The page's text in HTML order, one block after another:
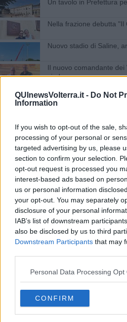
QUInewsVolterra.it - Do Not
Information
If you wish to opt-out of the sale,
processing of your personal or
targeted advertising by us, please
section to confirm your selection.
opt-out request is processed you
interest-based ads based on
us or personal information
your opt-out. You may separately
disclosure of your personal
IAB’s list of downstream
also be disclosed by us to third
Downstream Participants that may
Personal Data Processing Opt
CONFIRM
Un tavolo in Prefettura
Nella frazione debutta "Il
Nuovo stadio di Saline,
Il nuovo comandante dei
sindaco
Primato storico nella
Controlli dei Carabinieri,
Auxilium Vitae, il
La Notte Bianca
gratis
Lavoro nero, scoperti 20
Il Capitale Umano
Lavori al viadotto,
dell'Unità
Al Teatro Romano